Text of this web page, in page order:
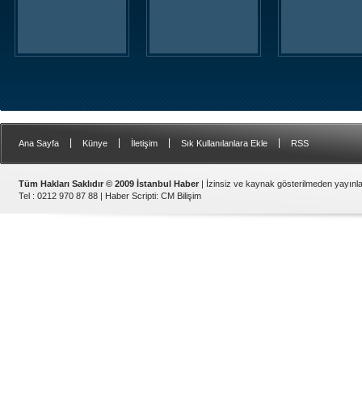
Ana Sayfa Künye İletişim Sık Kullanılanlara Ekle RSS
Tüm Hakları Saklıdır © 2009 İstanbul Haber | İzinsiz ve kaynak gösterilmeden
Tel : 0212 970 87 88 | Haber Scripti: CM Bilişim